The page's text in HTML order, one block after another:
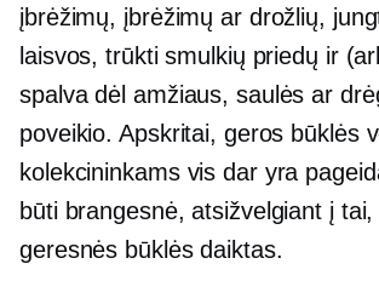
įbrėžimų, įbrėžimų ar drožlių,
laisvos, trūkti smulkių priedų ir
spalva dėl amžiaus, saulės ar
poveikio. Apskritai, geros būklės
kolekcininkams vis dar yra
būti brangesnė, atsižvelgiant į
geresnės būklės daiktas.